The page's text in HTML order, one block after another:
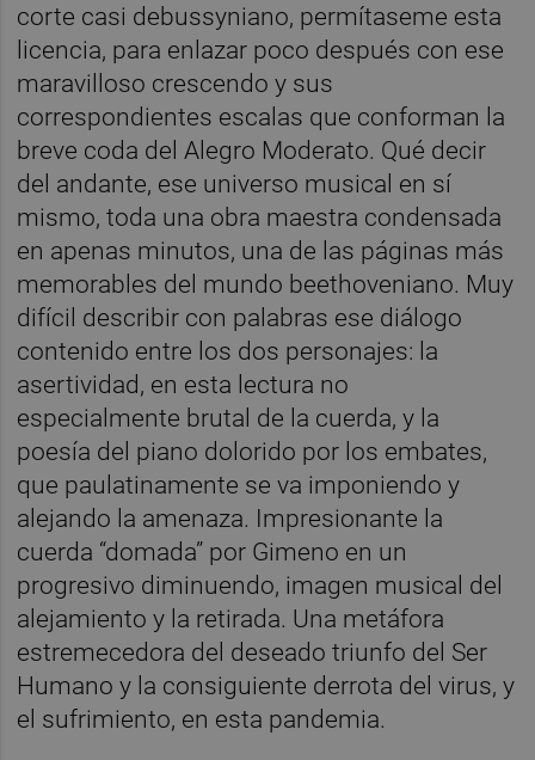
corte casi debussyniano, permítaseme esta
licencia, para enlazar poco después con ese
maravilloso crescendo y sus
correspondientes escalas que conforman la
breve coda del Alegro Moderato. Qué decir
del andante, ese universo musical en sí
mismo, toda una obra maestra condensada
en apenas minutos, una de las páginas más
memorables del mundo beethoveniano. Muy
difícil describir con palabras ese diálogo
contenido entre los dos personajes: la
asertividad, en esta lectura no
especialmente brutal de la cuerda, y la
poesía del piano dolorido por los embates,
que paulatinamente se va imponiendo y
alejando la amenaza. Impresionante la
cuerda “domada” por Gimeno en un
progresivo diminuendo, imagen musical del
alejamiento y la retirada. Una metáfora
estremecedora del deseado triunfo del Ser
Humano y la consiguiente derrota del virus, y
el sufrimiento, en esta pandemia.